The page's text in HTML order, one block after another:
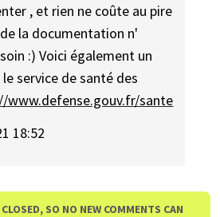
, et rien ne coûte au pire
la documentation n'
:) Voici également un
service de santé des
www.defense.gouv.fr/sante
18:52
SO NO NEW COMMENTS CAN